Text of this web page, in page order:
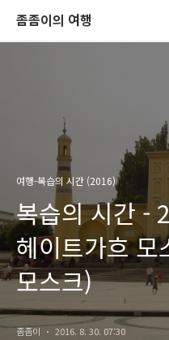
좀좀이의 여행
여행-복습의 시간 (2016)
복습의 시간 -
헤이트가흐 모
모스크)
좀좀이 2016. 8. 30. 07:30